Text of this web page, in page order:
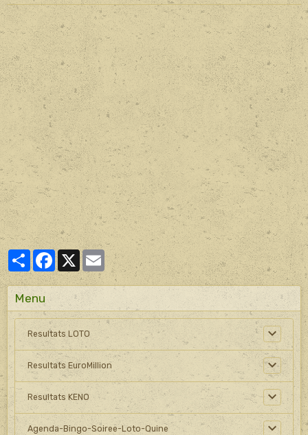
PartagerFacebook
X Email
Menu
Resultats LOTO
Resultats EuroMillion
Resultats KENO
Agenda-Bingo-Soiree-Loto-Quine